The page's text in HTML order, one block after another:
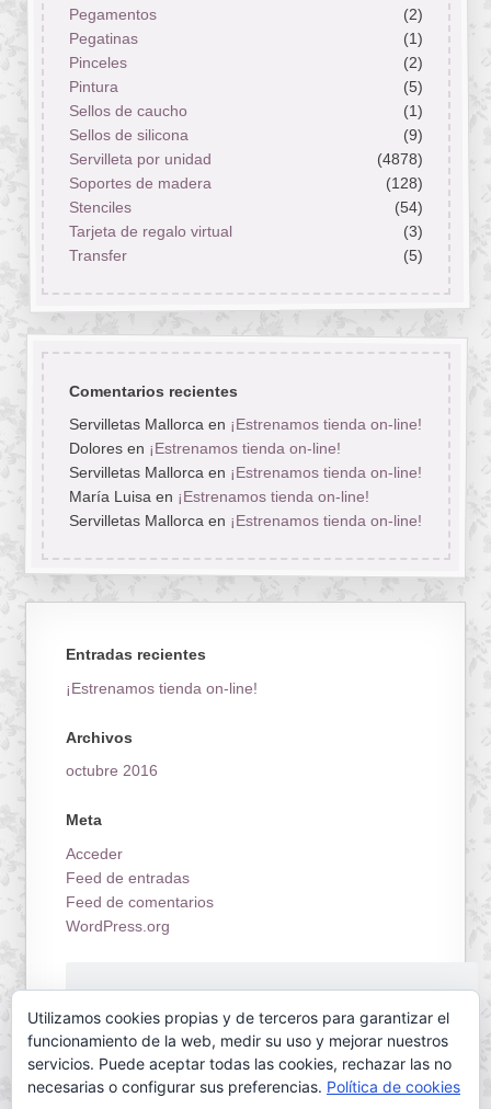
Pegamentos
(2)
Pegatinas
(1)
Pinceles
(2)
Pintura
(5)
Sellos de caucho
(1)
Sellos de silicona
(9)
Servilleta por unidad
(4878)
Soportes de madera
(128)
Stenciles
(54)
Tarjeta de regalo virtual
(3)
Transfer
(5)
Comentarios recientes
Servilletas Mallorcaen ¡Estrenamos tienda on-line!
Doloresen ¡Estrenamos tienda on-line!
Servilletas Mallorcaen ¡Estrenamos tienda on-line!
María Luisaen ¡Estrenamos tienda on-line!
Servilletas Mallorcaen ¡Estrenamos tienda on-line!
Entradas recientes
¡Estrenamos tienda on-line!
Archivos
octubre 2016
Meta
Acceder
Feed de entradas
Feed de comentarios
WordPress.org
Utilizamos cookies propias y de terceros para garantizar el
funcionamiento de la web, medir su uso y mejorar nuestros
servicios. Puede aceptar todas las cookies, rechazar las no
necesarias o configurar sus preferencias. Política de cookies